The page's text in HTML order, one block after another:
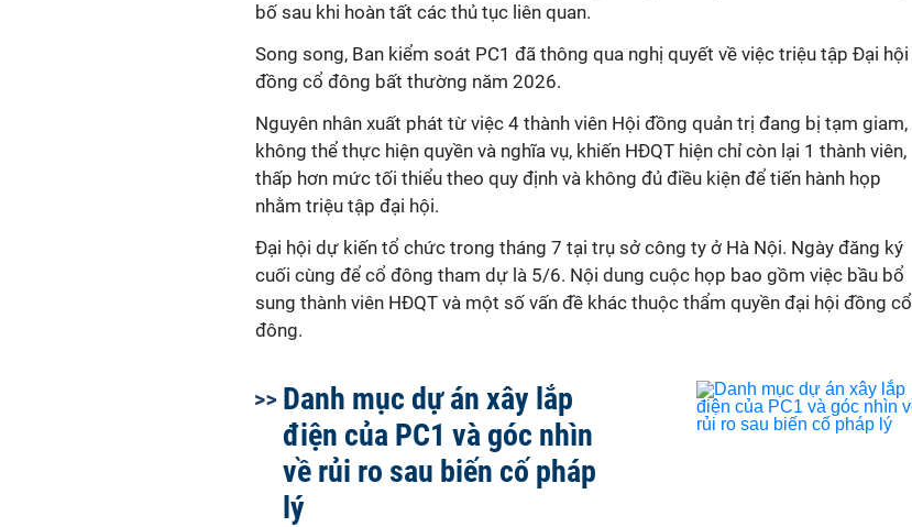
bố sau khi hoàn tất các thủ tục liên quan.
Song song, Ban kiểm soát PC1 đã thông qua nghị quyết về việc triệu tập Đại hội
đồng cổ đông bất thường năm 2026.
Nguyên nhân xuất phát từ việc 4 thành viên Hội đồng quản trị đang bị tạm giam,
không thể thực hiện quyền và nghĩa vụ, khiến HĐQT hiện chỉ còn lại 1 thành viên,
thấp hơn mức tối thiểu theo quy định và không đủ điều kiện để tiến hành họp
nhằm triệu tập đại hội.
Đại hội dự kiến tổ chức trong tháng 7 tại trụ sở công ty ở Hà Nội. Ngày đăng ký
cuối cùng để cổ đông tham dự là 5/6. Nội dung cuộc họp bao gồm việc bầu bổ
sung thành viên HĐQT và một số vấn đề khác thuộc thẩm quyền đại hội đồng cổ
đông.
Danh mục dự án xây lắp
điện của PC1 và góc nhìn
về rủi ro sau biến cố pháp
lý